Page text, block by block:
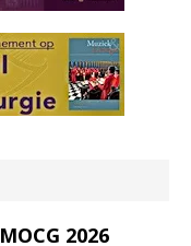
2026